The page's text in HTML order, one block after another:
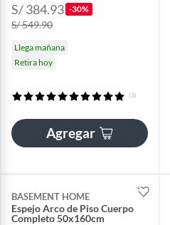
S/ 384.93 -30%
S/ 549.90
Llega mañana
Retira hoy
(3)
Agregar
BASEMENT HOME
Espejo Arco de Piso Cuerpo
Completo 50x160cm